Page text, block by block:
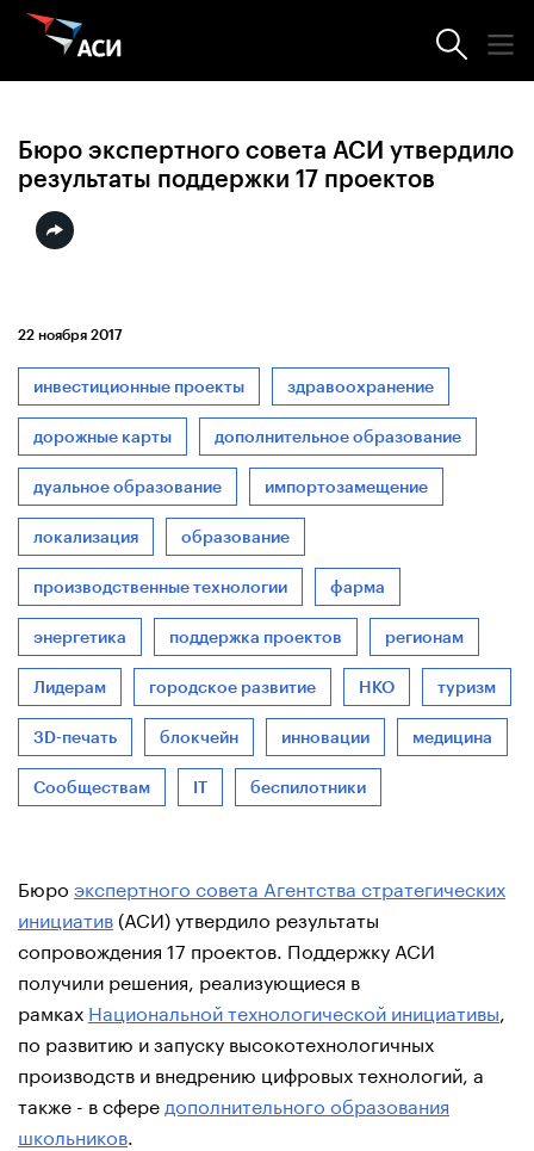
Новости АСИ
Бюро экспертного совета АСИ утвердило
результаты поддержки 17 проектов
22 ноября 2017
инвестиционные проекты здравоохранение
дорожные карты дополнительное образование
дуальное образование импортозамещение
локализация образование
производственные технологии фарма
энергетика поддержка проектов регионам
Лидерам городское развитие НКО туризм
3D-печать блокчейн инновации медицина
Сообществам IT беспилотники
Бюро экспертного совета Агентства стратегических
инициатив (АСИ) утвердило результаты
сопровождения 17 проектов. Поддержку АСИ
получили решения, реализующиеся в
рамках Национальной технологической инициативы
по развитию и запуску высокотехнологичных
производств и внедрению цифровых технологий, а
также - в сфере дополнительного образования
школьников